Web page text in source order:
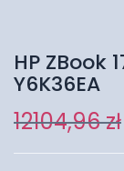
HP ZBook
Y6K36EA
12104,96zł